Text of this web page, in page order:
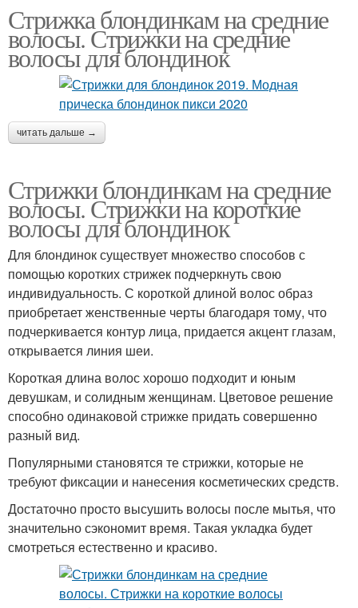
Стрижка блондинкам на средние
волосы. Стрижки на средние
волосы для блондинок
читать дальше →
Стрижки блондинкам на средние
волосы. Стрижки на короткие
волосы для блондинок
Для блондинок существует множество способов с
помощью коротких стрижек подчеркнуть свою
индивидуальность. С короткой длиной волос образ
приобретает женственные черты благодаря тому, что
подчеркивается контур лица, придается акцент глазам,
открывается линия шеи.
Короткая длина волос хорошо подходит и юным
девушкам, и солидным женщинам. Цветовое решение
способно одинаковой стрижке придать совершенно
разный вид.
Популярными становятся те стрижки, которые не
требуют фиксации и нанесения косметических средств.
Достаточно просто высушить волосы после мытья, что
значительно сэкономит время. Такая укладка будет
смотреться естественно и красиво.